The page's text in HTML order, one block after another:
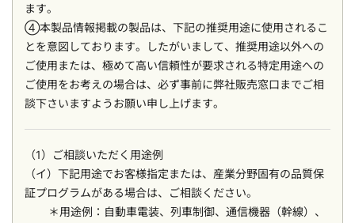
ます。
④本製品情報掲載の製品は、下記の推奨用途に使用されるこ
とを意図しております。したがいまして、推奨用途以外への
ご使用または、極めて高い信頼性が要求される特定用途への
ご使用をお考えの場合は、必ず事前に弊社販売窓口までご相
談下さいますようお願い申し上げます。
（1）ご相談いただく用途例
（イ）下記用途でお客様指定または、産業分野固有の品質保
証プログラムがある場合は、ご相談ください。
用途例：自動車電装、列車制御、通信機器（幹線）、